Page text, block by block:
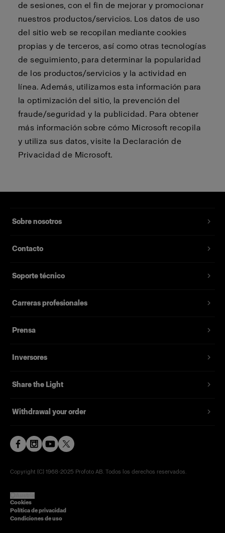
de sesiones, con el fin de mejorar y promocionar
nuestros productos/servicios. Los datos de uso
del sitio web se recopilan mediante cookies
propias y de terceros, así como otras tecnologías
de seguimiento, para determinar la popularidad
de los productos/servicios y la actividad en
línea. Además, utilizamos esta información para
la optimización del sitio, la prevención del
fraude/seguridad y la publicidad. Para obtener
más información sobre cómo Microsoft recopila
y utiliza sus datos, visite la Declaración de
Privacidad de Microsoft.
Sobre nosotros
Contacto
Soporte técnico
Carreras profesionales
Prensa
Inversores
Share the Light
Withdrawal your order
Copyright (C) 1968-2025 Profoto AB. Todos los derechos reservados.
Cookies
Política de privacidad
Condiciones de uso